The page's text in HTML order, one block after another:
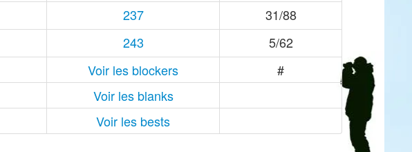
237
31/88
243
5/62
Voir les blockers
#
Voir les blanks
Voir les bests